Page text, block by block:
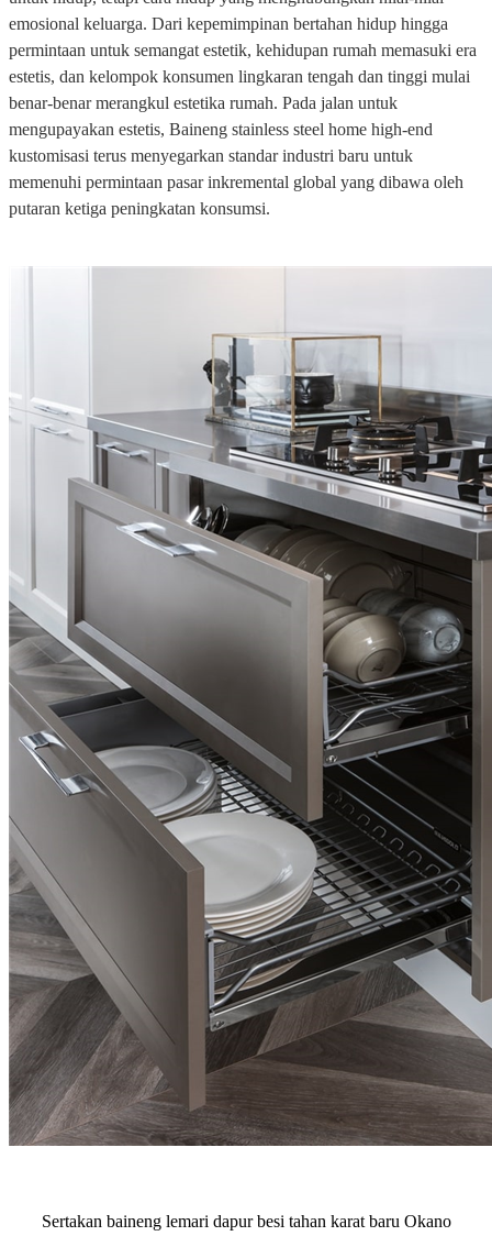
emosional keluarga. Dari kepemimpinan bertahan hidup hingga
permintaan untuk semangat estetik, kehidupan rumah memasuki era
estetis, dan kelompok konsumen lingkaran tengah dan tinggi mulai
benar-benar merangkul estetika rumah. Pada jalan untuk
mengupayakan estetis, Baineng stainless steel home high-end
kustomisasi terus menyegarkan standar industri baru untuk
memenuhi permintaan pasar inkremental global yang dibawa oleh
putaran ketiga peningkatan konsumsi.
Sertakan baineng lemari dapur besi tahan karat baru Okano